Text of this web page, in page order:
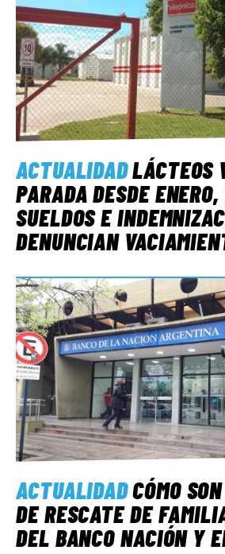
ACTUALIDADLÁCTEOS
PARADA DESDE
SUELDOS E
DENUNCIAN
ACTUALIDADCÓMO
DE RESCATE DE
DEL BANCO NACIÓN Y